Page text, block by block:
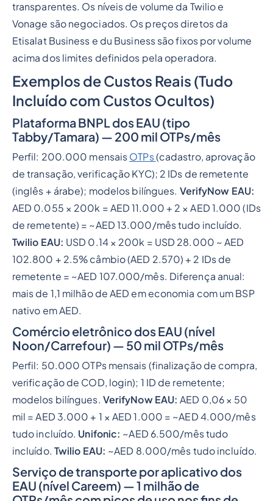
transparentes. Os níveis de volume da Twilio e
Vonage são negociados. Os preços diretos da
Etisalat Business e du Business são fixos por volume
acima dos limites definidos pela operadora.
Exemplos de Custos Reais (Tudo
Incluído com Custos Ocultos)
Plataforma BNPL dos EAU (tipo
Tabby/Tamara) — 200 mil OTPs/mês
Perfil: 200.000 mensais OTPs(cadastro, aprovação
de transação, verificação KYC); 2 IDs de remetente
(inglês + árabe); modelos bilíngues. VerifyNow EAU:
AED 0.055 × 200k = AED 11.000 + 2 × AED 1.000 (IDs
de remetente) = ~AED 13.000/mês tudo incluído.
Twilio EAU: USD 0.14 × 200k = USD 28.000 ~ AED
102.800 + 2.5% câmbio (AED 2.570) + 2 IDs de
remetente = ~AED 107.000/mês. Diferença anual:
mais de 1,1 milhão de AED em economia com um BSP
nativo em AED.
Comércio eletrônico dos EAU (nível
Noon/Carrefour) — 50 mil OTPs/mês
Perfil: 50.000 OTPs mensais (finalização de compra,
verificação de COD, login); 1 ID de remetente;
modelos bilíngues. VerifyNow EAU: AED 0,06 × 50
mil = AED 3.000 + 1 × AED 1.000 = ~AED 4.000/mês
tudo incluído. Unifonic: ~AED 6.500/mês tudo
incluído. Twilio EAU: ~AED 8.000/mês tudo incluído.
Serviço de transporte por aplicativo dos
EAU (nível Careem) — 1 milhão de